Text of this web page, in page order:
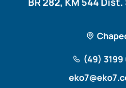
(49)